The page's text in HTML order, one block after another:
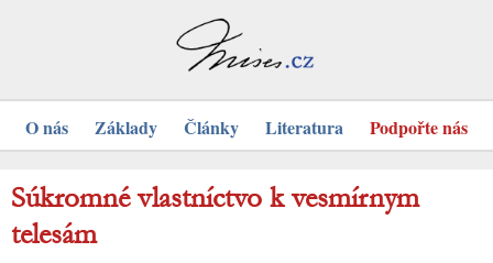
O nás Základy Články Literatura Podpořte nás
Súkromné vlastníctvo k vesmírnym
telesám